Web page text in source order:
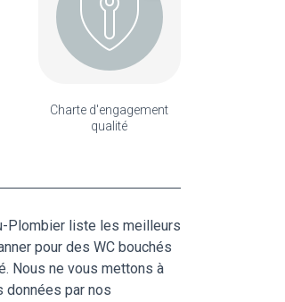
Charte d'engagement
qualité
Plombier liste les meilleurs
pour des WC bouchés
Nous ne vous mettons à
données par nos